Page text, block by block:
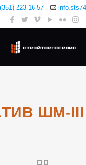
223-16-57
ШМ-III